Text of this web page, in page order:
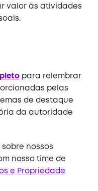
valor às atividades
para relembrar
pelas
de destaque
da autoridade
nossos
nosso time de
e Propriedade